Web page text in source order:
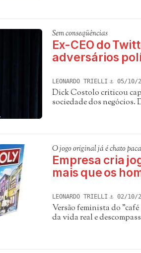
Sem conseqüências
Ex-CEO do
adversários
LEONARDO TRIELLI 05/10/
Dick Costolo criticou
sociedade dos negócios.
O jogo original já é chato
Empresa cria
mais que os
LEONARDO TRIELLI 02/10/
Versão feminista do
da vida real e